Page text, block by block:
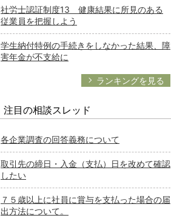
社労士認証制度13 健康結果に所見のある
従業員を把握しよう
学生納付特例の手続きをしなかった結果、障
害年金が不支給に
ランキングを見る
注目の相談スレッド
各企業調査の回答義務について
取引先の締日・入金（支払）日を改めて確認
したい
７５歳以上に社員に賞与を支払った場合の届
出方法について。